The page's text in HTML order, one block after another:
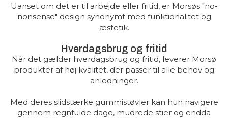
Uanset om det er til arbejde eller fritid, er Morsøs "no-
nonsense" design synonymt med funktionalitet og
æstetik.
Hverdagsbrug og fritid
Når det gælder hverdagsbrug og fritid, leverer Morsø
produkter af høj kvalitet, der passer til alle behov og
anledninger.
Med deres slidstærke gummistøvler kan hun navigere
gennem regnfulde dage, mudrede stier og endda